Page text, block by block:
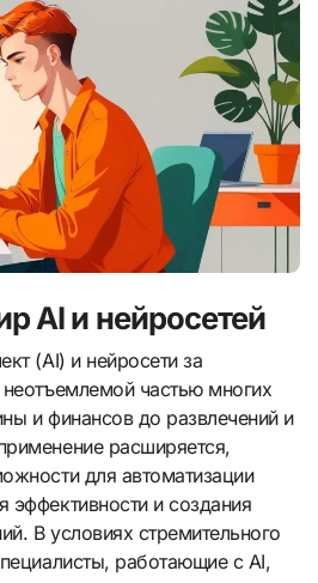
AI и нейросетей
частью многих
и финансов до развлечений и
расширяется,
для автоматизации
и создания
В условиях стремительного
работающие с AI,